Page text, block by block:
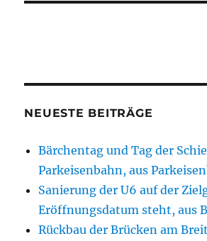
NEUESTE BEITRÄGE
Bärchentag und Tag der
Parkeisenbahn, aus
Sanierung der U6 auf der
Eröffnungsdatum steht, aus
Rückbau der Brücken am